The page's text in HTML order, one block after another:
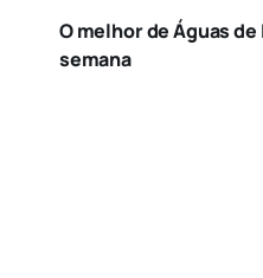
O melhor de Águas
semana